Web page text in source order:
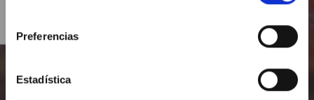
Preferencias
Estadística